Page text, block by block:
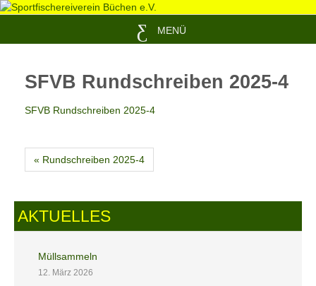
MENÜ
SFVB Rundschreiben 2025-4
SFVB Rundschreiben 2025-4
« Rundschreiben 2025-4
AKTUELLES
Müllsammeln
12. März 2026